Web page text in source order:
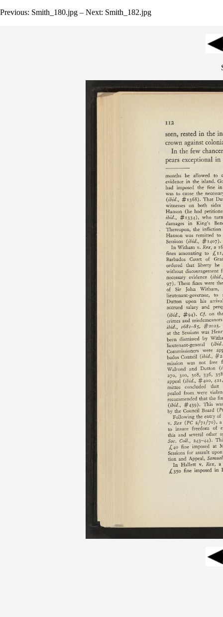
Previous: Smith_180.jpg – Next: Smith_182.jpg